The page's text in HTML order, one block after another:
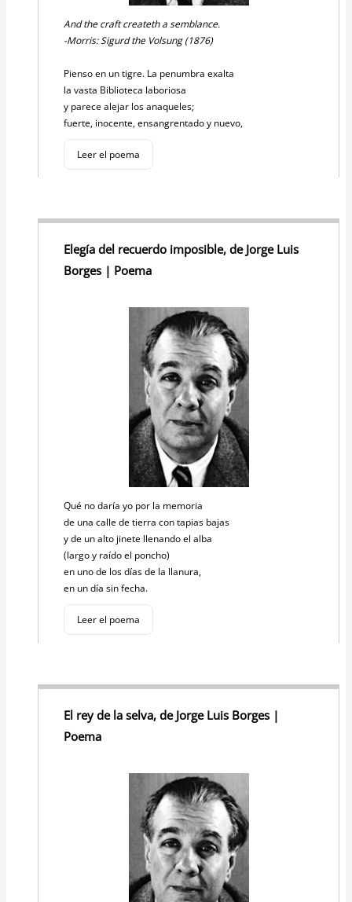
And the craft createth a semblance.
-Morris: Sigurd the Volsung (1876)
Pienso en un tigre. La penumbra exalta
la vasta Biblioteca laboriosa
y parece alejar los anaqueles;
fuerte, inocente, ensangrentado y nuevo,
Leer el poema
Elegía del recuerdo imposible, de Jorge Luis
Borges | Poema
Qué no daría yo por la memoria
de una calle de tierra con tapias bajas
y de un alto jinete llenando el alba
(largo y raído el poncho)
en uno de los días de la llanura,
en un día sin fecha.
Leer el poema
El rey de la selva, de Jorge Luis Borges |
Poema